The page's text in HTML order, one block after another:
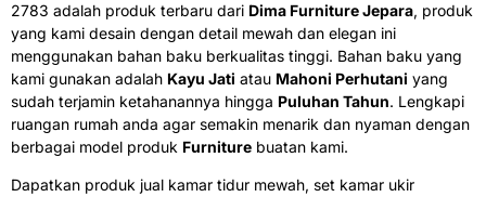
2783 adalah produk terbaru dari Dima Furniture Jepara, produk
yang kami desain dengan detail mewah dan elegan ini
menggunakan bahan baku berkualitas tinggi. Bahan baku yang
kami gunakan adalah Kayu Jati atau Mahoni Perhutani yang
sudah terjamin ketahanannya hingga Puluhan Tahun. Lengkapi
ruangan rumah anda agar semakin menarik dan nyaman dengan
berbagai model produk Furniture buatan kami.
Dapatkan produk jual kamar tidur mewah, set kamar ukir